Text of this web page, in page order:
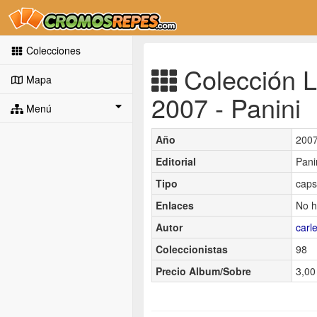
Colecciones
Mapa
Menú
Colección
2007 - Panini
Año
Editorial
Tipo
Enlaces
No
Autor
Coleccionistas
98
Precio Album/Sobre